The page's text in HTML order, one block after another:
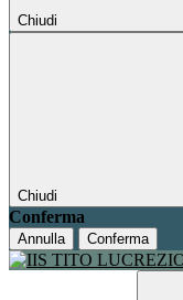
Chiudi
Chiudi
Conferma
Annulla Conferma